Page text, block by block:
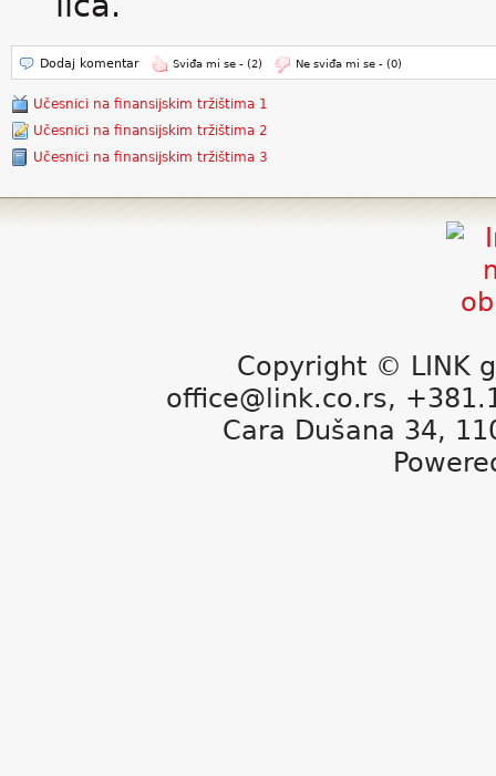
Dodaj komentar Sviđa mi se - (2) Ne sviđa mi se - (0)
Učesnici na finansijskim tržištima 1
Učesnici na finansijskim tržištima 2
Učesnici na finansijskim tržištima 3
Copyright © LINK
office@link.co.rs,
Cara Dušana 34,